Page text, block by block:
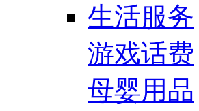
生活服务
游戏话费
母婴用品